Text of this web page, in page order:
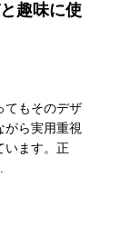
趣味に使
てもそのデザ
ら実用重視
います。正